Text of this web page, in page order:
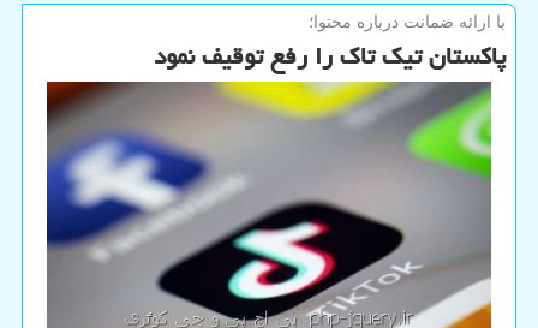
با ارائه ضمانت درباره محتوا؛
پاكستان تیك تاك را رفع توقیف نمود